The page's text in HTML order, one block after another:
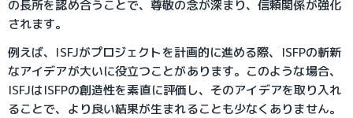
の長所を認め合うことで、尊敬の念が深まり、信頼関係が強化
されます。
例えば、ISFJがプロジェクトを計画的に進める際、ISFPの斬新
なアイデアが大いに役立つことがあります。このような場合、
ISFJはISFPの創造性を素直に評価し、そのアイデアを取り入れ
ることで、より良い結果が生まれることも少なくありません。